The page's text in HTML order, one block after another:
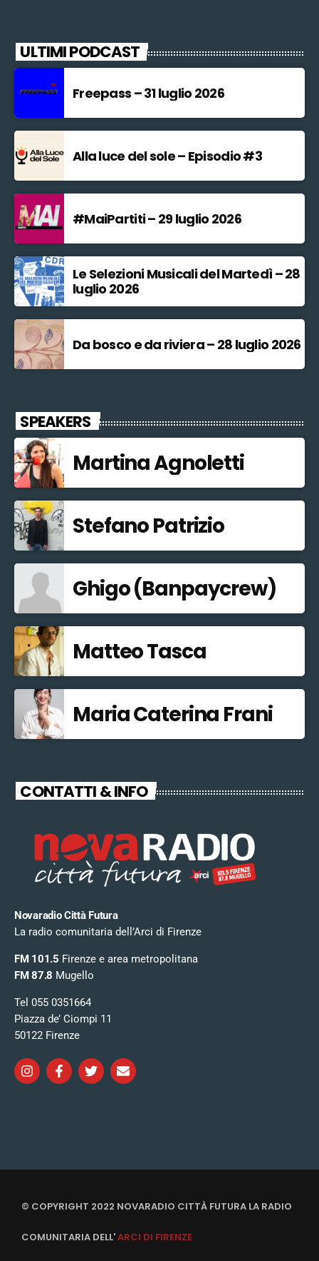
ULTIMI PODCAST
Freepass – 31 luglio 2026
Alla luce del sole – Episodio #3
#MaiPartiti – 29 luglio 2026
Le Selezioni Musicali del Martedì – 28
luglio 2026
Da bosco e da riviera – 28 luglio 2026
SPEAKERS
Martina Agnoletti
Stefano Patrizio
Ghigo (Banpaycrew)
Matteo Tasca
Maria Caterina Frani
CONTATTI & INFO
Novaradio Città Futura
La radio comunitaria dell’Arci di Firenze
FM 101.5 Firenze e area metropolitana
FM 87.8 Mugello
Tel 055 0351664
Piazza de’ Ciompi 11
50122 Firenze
© COPYRIGHT 2022 NOVARADIO CITTÀ FUTURA LA RADIO
COMUNITARIA DELL'ARCI DI FIRENZE